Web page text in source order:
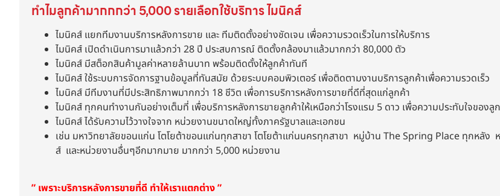
ทำไมลูกค้ามากกกว่า 5,000 รายเลือกใช้บริการ ไมนิคส์
ไมนิคส์ แยกทีมงานบริการหลังการขาย และ ทีมติดตั้งอย่างชัดเจน เพื่อความรวดเร็วในการให้บริการ
ไมนิคส์ เปิดดำเนินการมาแล้วกว่า 28 ปี ประสบการณ์ ติดตั้งกล้องมาแล้วมากกว่า 80,000 ตัว
ไมนิคส์ มีสต็อกสินค้ามูลค่าหลายล้านบาท พร้อมติดตั้งให้ลูกค้าทันที
ไมนิคส์ ใช้ระบบการจัดการฐานข้อมูลที่ทันสมัย ด้วยระบบคอมพิวเตอร์ เพื่อติดตามงานบริการลูกค้าเพื่อความรวดเร็ว
ไมนิคส์ มีทีมงานที่มีประสิทธิภาพมากกว่า 18 ชีวิต เพื่อการบริการหลังการขายที่ดีที่สุดแก่ลูกค้า
ไมนิคส์ ทุกคนทำงานกันอย่างเต็มที่ เพื่อบริการหลังการขายลูกค้าให้เหนือกว่าโรงแรม 5 ดาว เพื่อความประทับใจของลู
ไมนิคส์ ได้รับความไว้วางใจจาก หน่วยงานขนาดใหญ่ทั้งภาครัฐบาลและเอกชน
เช่น มหาวิทยาลัยขอนแก่น โตโยต้าขอนแก่นทุกสาขา โตโยต้าแก่นนครทุกสาขา หมู่บ้าน The Spring Place ทุกหลั
ส์ และหน่วยงานอื่นๆอีกมากมาย มากกว่า 5,000 หน่วยงาน
” เพราะบริการหลังการขายที่ดี ทำให้เราแตกต่าง ”